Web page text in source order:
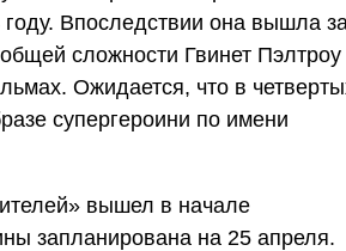
Впоследствии она вышла
сложности Гвинет Пэлтроу
Ожидается, что в
супергероини по имени
вышел в начале
запланирована на 25 апреля.